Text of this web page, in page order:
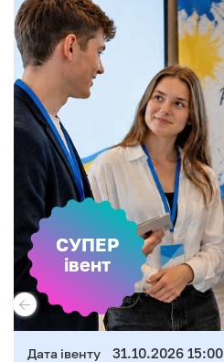
СУПЕР
івент
Дата івенту 31.10.2026 15:00